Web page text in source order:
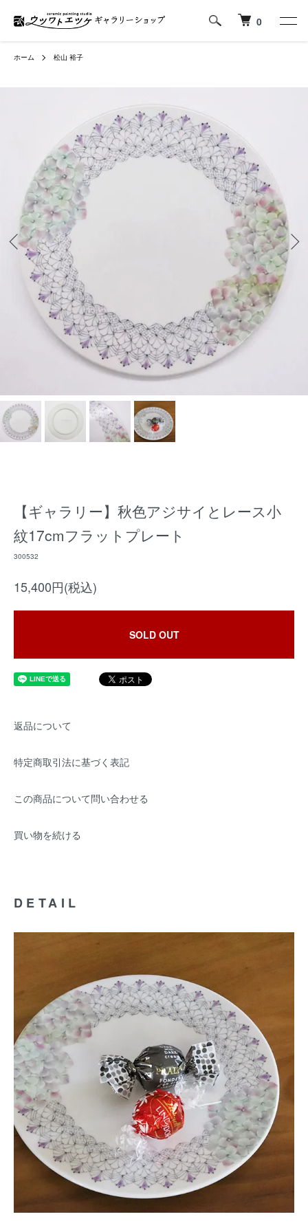
0
ホーム 松山 裕子
【ギャラリー】秋色アジサイとレース小
紋17cmフラットプレート
300532
15,400円(税込)
SOLD OUT
返品について
特定商取引法に基づく表記
この商品について問い合わせる
買い物を続ける
DETAIL